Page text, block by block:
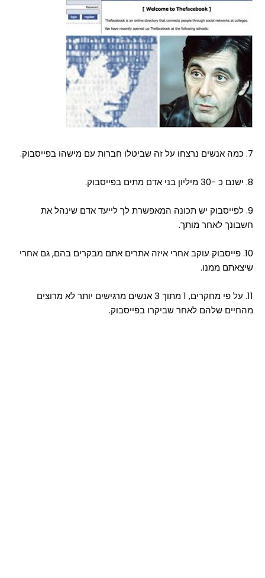
7. כמה אנשים נרצחו על זה שביטלו חברות עם מישהו בפייסבוק.
8. ישנם כ -30 מיליון בני אדם מתים בפייסבוק.
9. לפייסבוק יש תכונה המאפשרת לך לייעד אדם שינהל את
חשבונך לאחר מותך.
10. פייסבוק עוקב אחרי איזה אתרים אתם מבקרים בהם, גם אחרי
שיצאתם ממנו.
11. על פי מחקרים, 1 מתוך 3 אנשים מרגישים יותר לא מרוצים
מהחיים שלהם לאחר שביקרו בפייסבוק.